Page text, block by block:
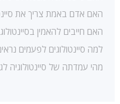
האם אדם באמת צריך את
האם חייבים להאמין
למה סיינטולוגים לפעמים
מהי עמדתה של סיינטולוגיה